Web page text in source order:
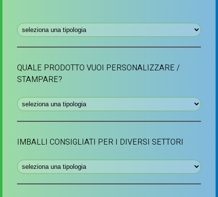
QUALE PRODOTTO VUOI PERSONALIZZARE /
STAMPARE?
IMBALLI CONSIGLIATI PER I DIVERSI SETTORI